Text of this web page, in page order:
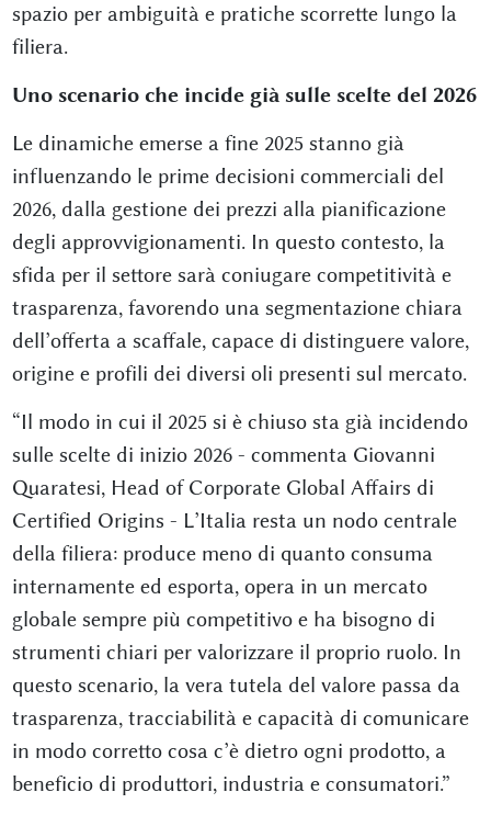
spazio per ambiguità e pratiche scorrette lungo la
filiera.
Uno scenario che incide già sulle scelte del 2026
Le dinamiche emerse a fine 2025 stanno già
influenzando le prime decisioni commerciali del
2026, dalla gestione dei prezzi alla pianificazione
degli approvvigionamenti. In questo contesto, la
sfida per il settore sarà coniugare competitività e
trasparenza, favorendo una segmentazione chiara
dell’offerta a scaffale, capace di distinguere valore,
origine e profili dei diversi oli presenti sul mercato.
“Il modo in cui il 2025 si è chiuso sta già incidendo
sulle scelte di inizio 2026 - commenta Giovanni
Quaratesi, Head of Corporate Global Affairs di
Certified Origins - L’Italia resta un nodo centrale
della filiera: produce meno di quanto consuma
internamente ed esporta, opera in un mercato
globale sempre più competitivo e ha bisogno di
strumenti chiari per valorizzare il proprio ruolo. In
questo scenario, la vera tutela del valore passa da
trasparenza, tracciabilità e capacità di comunicare
in modo corretto cosa c’è dietro ogni prodotto, a
beneficio di produttori, industria e consumatori.”